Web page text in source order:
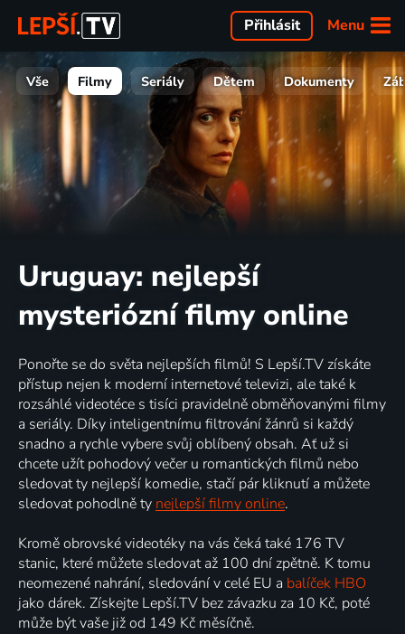
Menu
Přihlásit
Vše Filmy Seriály Dětem Dokumenty
Uruguay: nejlepší
mysteriózní filmy online
Ponořte se do světa nejlepších filmů! S Lepší.TV získáte
přístup nejen k moderní internetové televizi, ale také k
rozsáhlé videotéce s tisíci pravidelně obměňovanými filmy
a seriály. Díky inteligentnímu filtrování žánrů si každý
snadno a rychle vybere svůj oblíbený obsah. Ať už si
chcete užít pohodový večer u romantických filmů nebo
sledovat ty nejlepší komedie, stačí pár kliknutí a můžete
sledovat pohodlně ty nejlepší filmy online.
Kromě obrovské videotéky na vás čeká také 176 TV
stanic, které můžete sledovat až 100 dní zpětně. K tomu
neomezené nahrání, sledování v celé EU a balíček HBO
jako dárek. Získejte Lepší.TV bez závazku za 10 Kč, poté
může být vaše již od 149 Kč měsíčně.